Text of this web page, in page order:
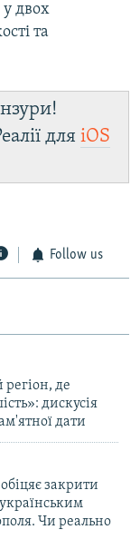
у двох
та
для iOS
Follow us
де
дискусія
дати
закрити
Чи реально